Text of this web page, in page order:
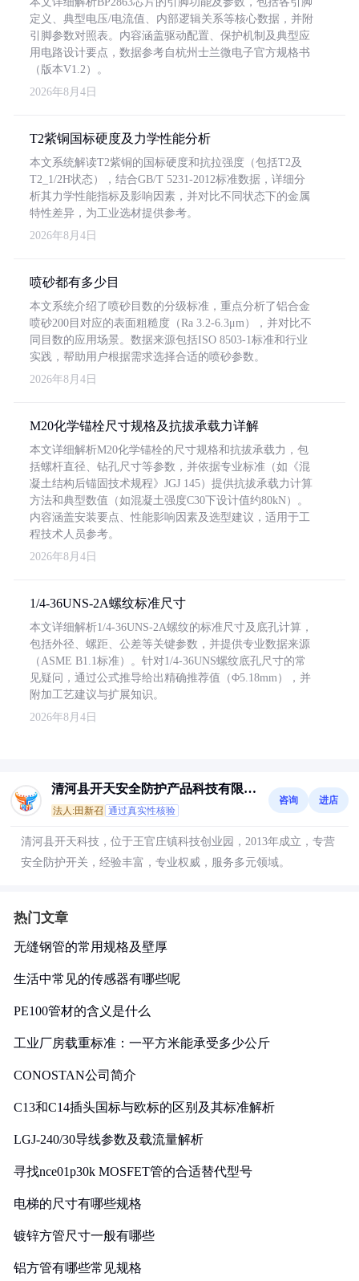
定义、典型电压/电流值、内部逻辑关系等核心数据，并附
引脚参数对照表。内容涵盖驱动配置、保护机制及典型应
用电路设计要点，数据参考自杭州士兰微电子官方规格书
（版本V1.2）。
2026年8月4日
T2紫铜国标硬度及力学性能分析
本文系统解读T2紫铜的国标硬度和抗拉强度（包括T2及
T2_1/2H状态），结合GB/T 5231-2012标准数据，详细分
析其力学性能指标及影响因素，并对比不同状态下的金属
特性差异，为工业选材提供参考。
2026年8月4日
喷砂都有多少目
本文系统介绍了喷砂目数的分级标准，重点分析了铝合金
喷砂200目对应的表面粗糙度（Ra 3.2-6.3μm），并对比不
同目数的应用场景。数据来源包括ISO 8503-1标准和行业
实践，帮助用户根据需求选择合适的喷砂参数。
2026年8月4日
M20化学锚栓尺寸规格及抗拔承载力详解
本文详细解析M20化学锚栓的尺寸规格和抗拔承载力，包
括螺杆直径、钻孔尺寸等参数，并依据专业标准（如《混
凝土结构后锚固技术规程》JGJ 145）提供抗拔承载力计算
方法和典型数值（如混凝土强度C30下设计值约80kN）。
内容涵盖安装要点、性能影响因素及选型建议，适用于工
程技术人员参考。
2026年8月4日
1/4-36UNS-2A螺纹标准尺寸
本文详细解析1/4-36UNS-2A螺纹的标准尺寸及底孔计算，
包括外径、螺距、公差等关键参数，并提供专业数据来源
（ASME B1.1标准）。针对1/4-36UNS螺纹底孔尺寸的常
见疑问，通过公式推导给出精确推荐值（Φ5.18mm），并
附加工艺建议与扩展知识。
2026年8月4日
清河县开天安全防护产品科技有限公
司
法人:田新召 通过真实性核验
咨询 进店
清河县开天科技，位于王官庄镇科技创业园，2013年成立，专营
安全防护开关，经验丰富，专业权威，服务多元领域。
热门文章
无缝钢管的常用规格及壁厚
生活中常见的传感器有哪些呢
PE100管材的含义是什么
工业厂房载重标准：一平方米能承受多少公斤
CONOSTAN公司简介
C13和C14插头国标与欧标的区别及其标准解析
LGJ-240/30导线参数及载流量解析
寻找nce01p30k MOSFET管的合适替代型号
电梯的尺寸有哪些规格
镀锌方管尺寸一般有哪些
铝方管有哪些常见规格